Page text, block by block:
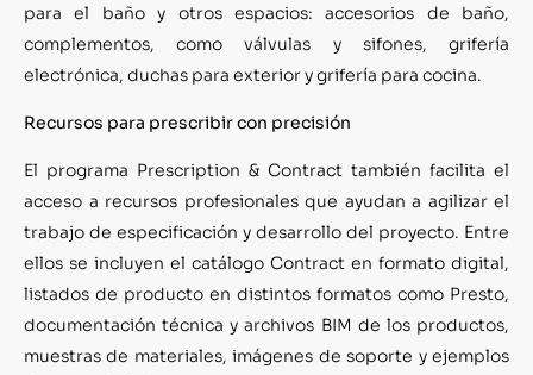
para el baño y otros espacios: accesorios de baño,
complementos, como válvulas y sifones, grifería
electrónica, duchas para exterior y grifería para cocina.
Recursos para prescribir con precisión
El programa Prescription & Contract también facilita el
acceso a recursos profesionales que ayudan a agilizar el
trabajo de especificación y desarrollo del proyecto. Entre
ellos se incluyen el catálogo Contract en formato digital,
listados de producto en distintos formatos como Presto,
documentación técnica y archivos BIM de los productos,
muestras de materiales, imágenes de soporte y ejemplos